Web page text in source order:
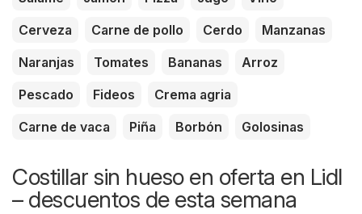
Cerveza
Carne de pollo Cerdo
Manzanas
Naranjas
Tomates Bananas
Arroz
Pescado
Fideos
Crema agria
Carne de vaca
Piña Borbón Golosinas
Costillar sin hueso en oferta en Lidl
– descuentos de esta semana